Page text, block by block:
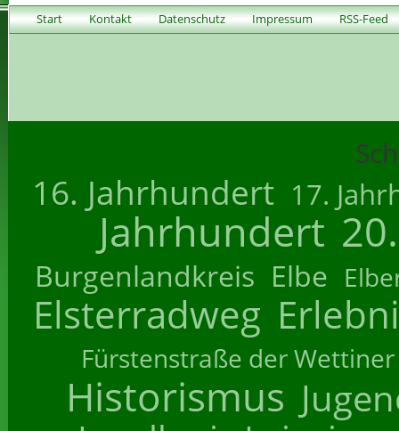
Start Kontakt Datenschutz Impressum RSS-Feed
16. Jahrhundert 17.
Jahrhundert
Burgenlandkreis Elbe
Elsterradweg
Fürstenstraße der Wettiner
Historismus